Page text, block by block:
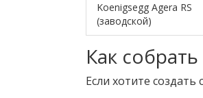
Koenigsegg Agera RS
(заводской)
Как
Если хотите